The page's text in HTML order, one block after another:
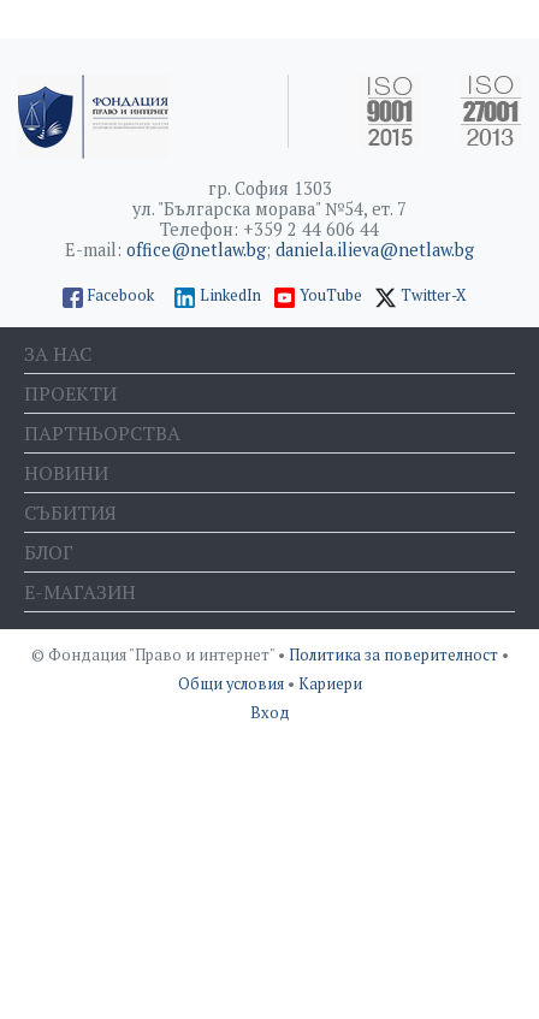
гр. София 1303
ул. "Българска морава" №54, ет. 7
Телефон: +359 2 44 606 44
E-mail: office@netlaw.bg; daniela.ilieva@netlaw.bg
Facebook LinkedIn YouTube Twitter-X
ЗА НАС
ПРОЕКТИ
ПАРТНЬОРСТВА
НОВИНИ
СЪБИТИЯ
БЛОГ
Е-МАГАЗИН
© Фондация "Право и интернет" • Политика за поверителност •
Общи условия • Кариери
Вход